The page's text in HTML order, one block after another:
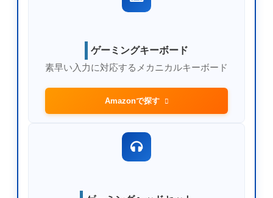
ゲーミングキーボード
素早い入力に対応するメカニカルキーボード
Amazonで探す